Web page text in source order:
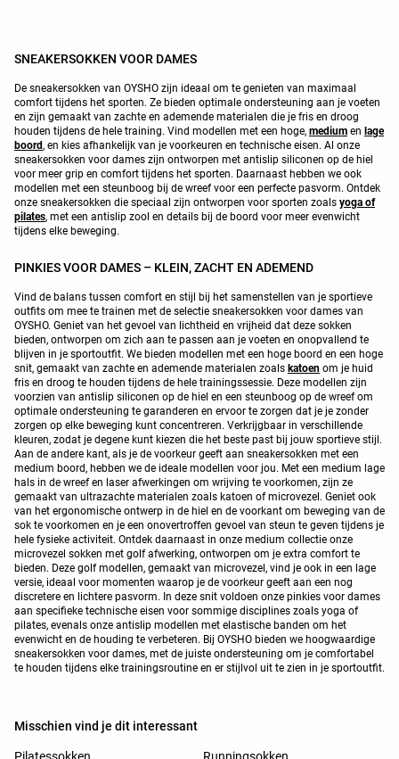
SNEAKERSOKKEN VOOR DAMES
De sneakersokken van OYSHO zijn ideaal om te genieten van maximaal
comfort tijdens het sporten. Ze bieden optimale ondersteuning aan je voeten
en zijn gemaakt van zachte en ademende materialen die je fris en droog
houden tijdens de hele training. Vind modellen met een hoge, medium en lage
boord, en kies afhankelijk van je voorkeuren en technische eisen. Al onze
sneakersokken voor dames zijn ontworpen met antislip siliconen op de hiel
voor meer grip en comfort tijdens het sporten. Daarnaast hebben we ook
modellen met een steunboog bij de wreef voor een perfecte pasvorm. Ontdek
onze sneakersokken die speciaal zijn ontworpen voor sporten zoals yoga of
pilates, met een antislip zool en details bij de boord voor meer evenwicht
tijdens elke beweging.
PINKIES VOOR DAMES – KLEIN, ZACHT EN ADEMEND
Vind de balans tussen comfort en stijl bij het samenstellen van je sportieve
outfits om mee te trainen met de selectie sneakersokken voor dames van
OYSHO. Geniet van het gevoel van lichtheid en vrijheid dat deze sokken
bieden, ontworpen om zich aan te passen aan je voeten en onopvallend te
blijven in je sportoutfit. We bieden modellen met een hoge boord en een hoge
snit, gemaakt van zachte en ademende materialen zoals katoen om je huid
fris en droog te houden tijdens de hele trainingssessie. Deze modellen zijn
voorzien van antislip siliconen op de hiel en een steunboog op de wreef om
optimale ondersteuning te garanderen en ervoor te zorgen dat je je zonder
zorgen op elke beweging kunt concentreren. Verkrijgbaar in verschillende
kleuren, zodat je degene kunt kiezen die het beste past bij jouw sportieve stijl.
Aan de andere kant, als je de voorkeur geeft aan sneakersokken met een
medium boord, hebben we de ideale modellen voor jou. Met een medium lage
hals in de wreef en laser afwerkingen om wrijving te voorkomen, zijn ze
gemaakt van ultrazachte materialen zoals katoen of microvezel. Geniet ook
van het ergonomische ontwerp in de hiel en de voorkant om beweging van de
sok te voorkomen en je een onovertroffen gevoel van steun te geven tijdens je
hele fysieke activiteit. Ontdek daarnaast in onze medium collectie onze
microvezel sokken met golf afwerking, ontworpen om je extra comfort te
bieden. Deze golf modellen, gemaakt van microvezel, vind je ook in een lage
versie, ideaal voor momenten waarop je de voorkeur geeft aan een nog
discretere en lichtere pasvorm. In deze snit voldoen onze pinkies voor dames
aan specifieke technische eisen voor sommige disciplines zoals yoga of
pilates, evenals onze antislip modellen met elastische banden om het
evenwicht en de houding te verbeteren. Bij OYSHO bieden we hoogwaardige
sneakersokken voor dames, met de juiste ondersteuning om je comfortabel
te houden tijdens elke trainingsroutine en er stijlvol uit te zien in je sportoutfit.
Misschien vind je dit interessant